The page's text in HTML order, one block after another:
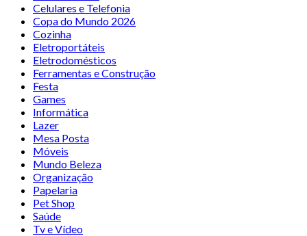
Celulares e Telefonia
Copa do Mundo 2026
Cozinha
Eletroportáteis
Eletrodomésticos
Ferramentas e Construção
Festa
Games
Informática
Lazer
Mesa Posta
Móveis
Mundo Beleza
Organização
Papelaria
Pet Shop
Saúde
Tv e Vídeo